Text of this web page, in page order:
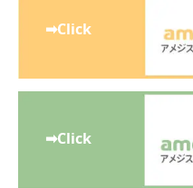
➡Click
➡Click